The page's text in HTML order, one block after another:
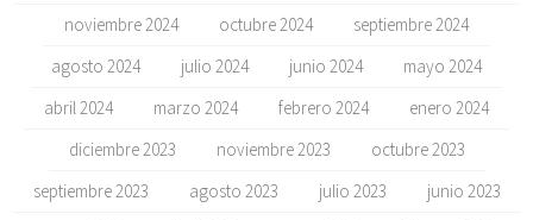
noviembre 2024
octubre 2024
septiembre 2024
agosto 2024
julio 2024 junio 2024
mayo 2024
abril 2024
marzo 2024 febrero 2024
enero 2024
diciembre 2023
noviembre 2023
octubre 2023
septiembre 2023
agosto 2023 julio 2023
junio 2023